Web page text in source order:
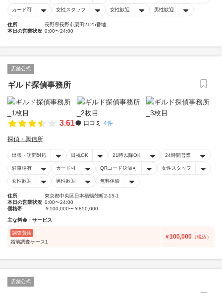
カード可 女性スタッフ 女性歓迎 男性歓迎
住所
長野県長野市栗田2125番地
本日の営業状況 0:00〜24:00
店舗公式
ギルド探偵事務所
3.61 口コミ 4件
探偵・興信所
出張・訪問対応 日祝OK 21時以降OK 24時間営業
駐車場有 カード可 QRコード決済可 女性スタッフ
女性歓迎 男性歓迎 無料体験
住所
東京都中央区日本橋蛎殻町2-15-1
本日の営業状況 0:00〜24:00
価格帯
￥100,000〜￥850,000
主な料金・サービス
調査費用
婚前調査ケース1
￥100,000 （税込）
店舗公式